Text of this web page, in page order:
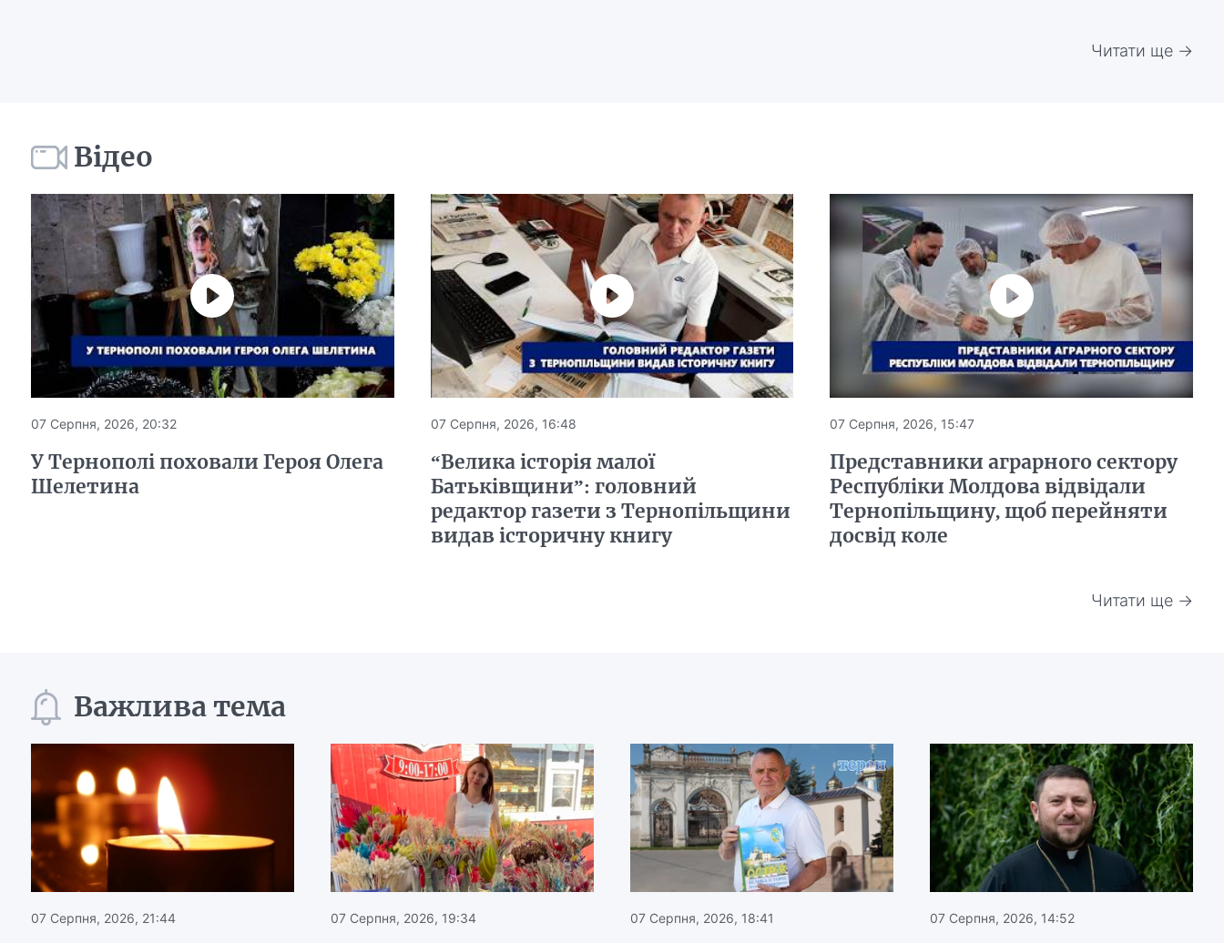
Читати ще →
Відео
07 Серпня, 2026, 20:32
У Тернополі поховали Героя Олега
Шелетина
07 Серпня, 2026, 16:48
“Велика історія малої
Батьківщини”: головний
редактор газети з Тернопільщини
видав історичну книгу
07 Серпня, 2026, 15:47
Представники аграрного сектору
Республіки Молдова відвідали
Тернопільщину, щоб перейняти
досвід коле
Читати ще →
Важлива тема
07 Серпня, 2026, 21:44 07 Серпня, 2026, 19:34 07 Серпня, 2026, 18:41 07 Серпня, 2026, 14:52